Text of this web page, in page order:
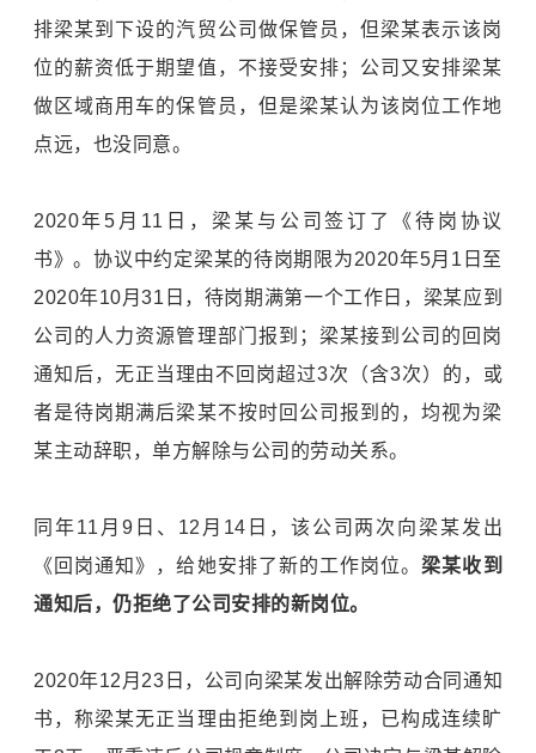
排梁某到下设的汽贸公司做保管员，但梁某表示该岗
位的薪资低于期望值，不接受安排；公司又安排梁某
做区域商用车的保管员，但是梁某认为该岗位工作地
点远，也没同意。
2020年5月11日，梁某与公司签订了《待岗协议
书》。协议中约定梁某的待岗期限为2020年5月1日至
2020年10月31日，待岗期满第一个工作日，梁某应到
公司的人力资源管理部门报到；梁某接到公司的回岗
通知后，无正当理由不回岗超过3次（含3次）的，或
者是待岗期满后梁某不按时回公司报到的，均视为梁
某主动辞职，单方解除与公司的劳动关系。
同年11月9日、12月14日，该公司两次向梁某发出
《回岗通知》，给她安排了新的工作岗位。 梁某收到
通知后，仍拒绝了公司安排的新岗位。
2020年12月23日，公司向梁某发出解除劳动合同通知
书，称梁某无正当理由拒绝到岗上班，已构成连续旷